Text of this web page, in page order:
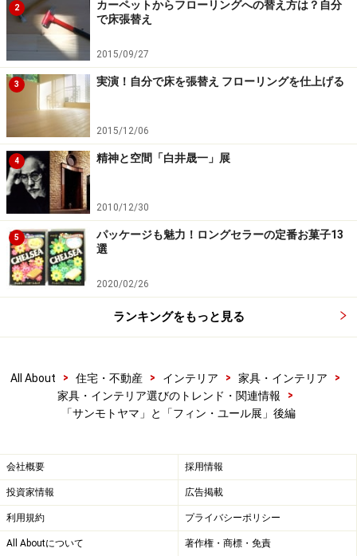
2
カーペットからフローリングへの替え方は？自分
で床張替え
2015/09/27
3 実演！自分で床を張替え フローリングを仕上げる
2015/12/06
4 精神と空間「白井晟一」展
2010/12/30
5
パッケージも魅力！ロングセラーの定番お菓子13
選
2020/02/26
ランキングをもっと見る
All About > 住宅・不動産 > インテリア > 家具・インテリア
>
家具・インテリア選びのトレンド・関連情報
>
「サンモトヤマ」と「フィン・ユール展」後編
会社概要 採用情報
投資家情報 広告掲載
利用規約 プライバシーポリシー
All Aboutについて 著作権・商標・免責